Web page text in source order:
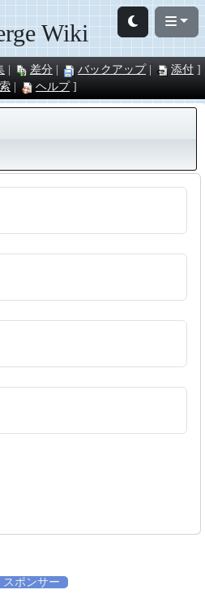
Wiki
差分 バックアップ
添付
ヘルプ
スポンサー